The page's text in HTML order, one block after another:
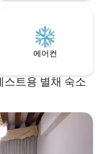
에어컨
트용 별채 숙소